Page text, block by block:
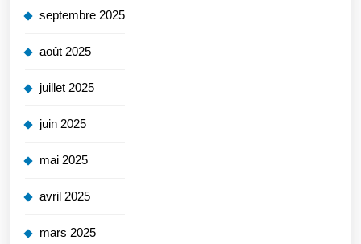
septembre 2025
août 2025
juillet 2025
juin 2025
mai 2025
avril 2025
mars 2025